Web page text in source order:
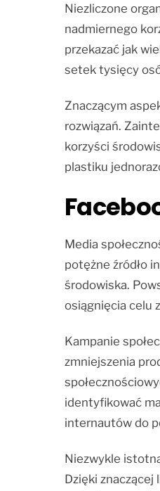
Niezliczone
nadmiernego
przekazać jak
setek tysięcy
Znaczącym
rozwiązań.
korzyści
plastiku
Media
potężne źródło
środowiska.
osiągnięcia celu
Kampanie
zmniejszenia
identyfikować
internautów do
Niezwykle
Dzięki